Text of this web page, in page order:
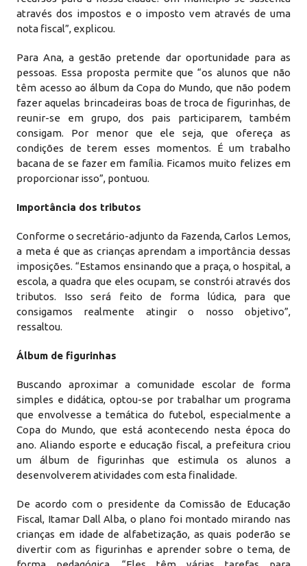
através dos impostos e o imposto vem através de uma
nota fiscal”, explicou.
Para Ana, a gestão pretende dar oportunidade para as
pessoas. Essa proposta permite que “os alunos que não
têm acesso ao álbum da Copa do Mundo, que não podem
fazer aquelas brincadeiras boas de troca de figurinhas, de
reunir-se em grupo, dos pais participarem, também
consigam. Por menor que ele seja, que ofereça as
condições de terem esses momentos. É um trabalho
bacana de se fazer em família. Ficamos muito felizes em
proporcionar isso”, pontuou.
Importância dos tributos
Conforme o secretário-adjunto da Fazenda, Carlos Lemos,
a meta é que as crianças aprendam a importância dessas
imposições. “Estamos ensinando que a praça, o hospital, a
escola, a quadra que eles ocupam, se constrói através dos
tributos. Isso será feito de forma lúdica, para que
consigamos realmente atingir o nosso objetivo”,
ressaltou.
Álbum de figurinhas
Buscando aproximar a comunidade escolar de forma
simples e didática, optou-se por trabalhar um programa
que envolvesse a temática do futebol, especialmente a
Copa do Mundo, que está acontecendo nesta época do
ano. Aliando esporte e educação fiscal, a prefeitura criou
um álbum de figurinhas que estimula os alunos a
desenvolverem atividades com esta finalidade.
De acordo com o presidente da Comissão de Educação
Fiscal, Itamar Dall Alba, o plano foi montado mirando nas
crianças em idade de alfabetização, as quais poderão se
divertir com as figurinhas e aprender sobre o tema, de